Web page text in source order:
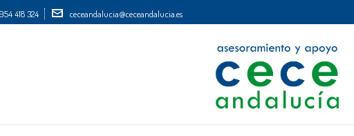
954 418 324 ceceandalucia@ceceandalucia.es